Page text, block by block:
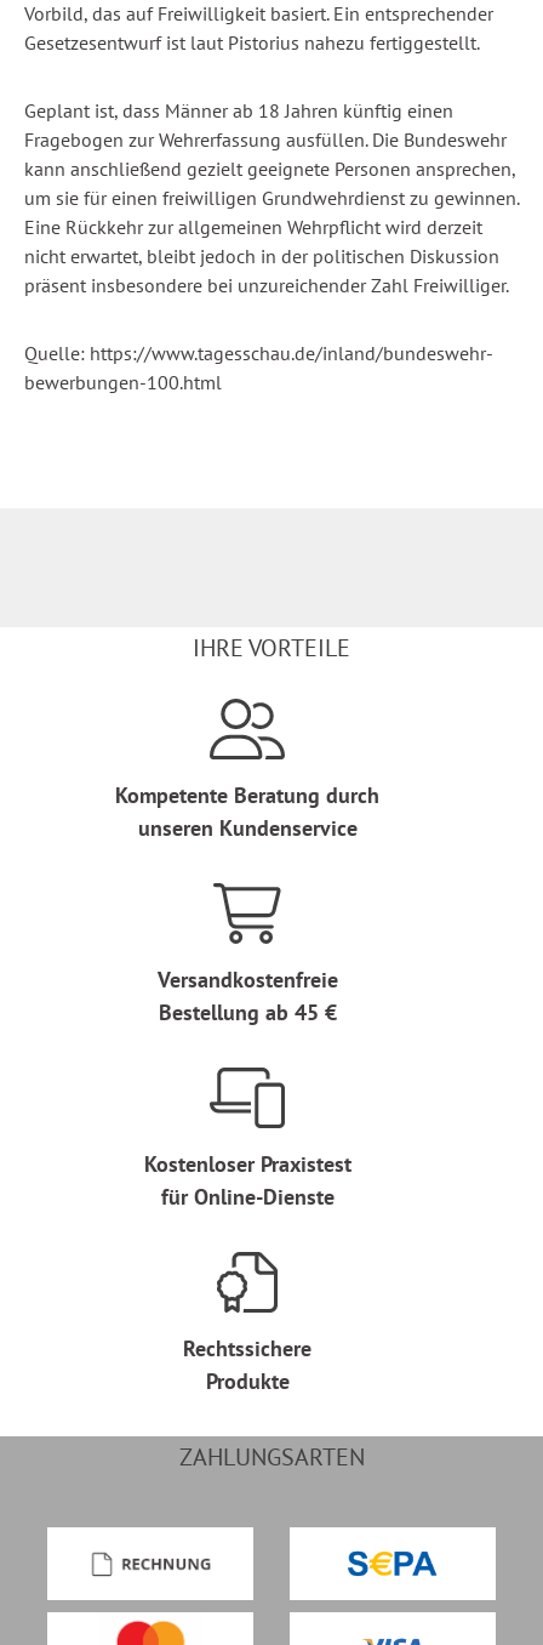
Vorbild, das auf Freiwilligkeit basiert. Ein entsprechender
Gesetzesentwurf ist laut Pistorius nahezu fertiggestellt.
Geplant ist, dass Männer ab 18 Jahren künftig einen
Fragebogen zur Wehrerfassung ausfüllen. Die Bundeswehr
kann anschließend gezielt geeignete Personen ansprechen,
um sie für einen freiwilligen Grundwehrdienst zu gewinnen.
Eine Rückkehr zur allgemeinen Wehrpflicht wird derzeit
nicht erwartet, bleibt jedoch in der politischen Diskussion
präsent insbesondere bei unzureichender Zahl Freiwilliger.
Quelle: https://www.tagesschau.de/inland/bundeswehr-
bewerbungen-100.html
IHRE VORTEILE
Kompetente Beratung durch
unseren Kundenservice
Versandkostenfreie
Bestellung ab 45 €
Kostenloser Praxistest
für Online-Dienste
Rechtssichere
Produkte
ZAHLUNGSARTEN